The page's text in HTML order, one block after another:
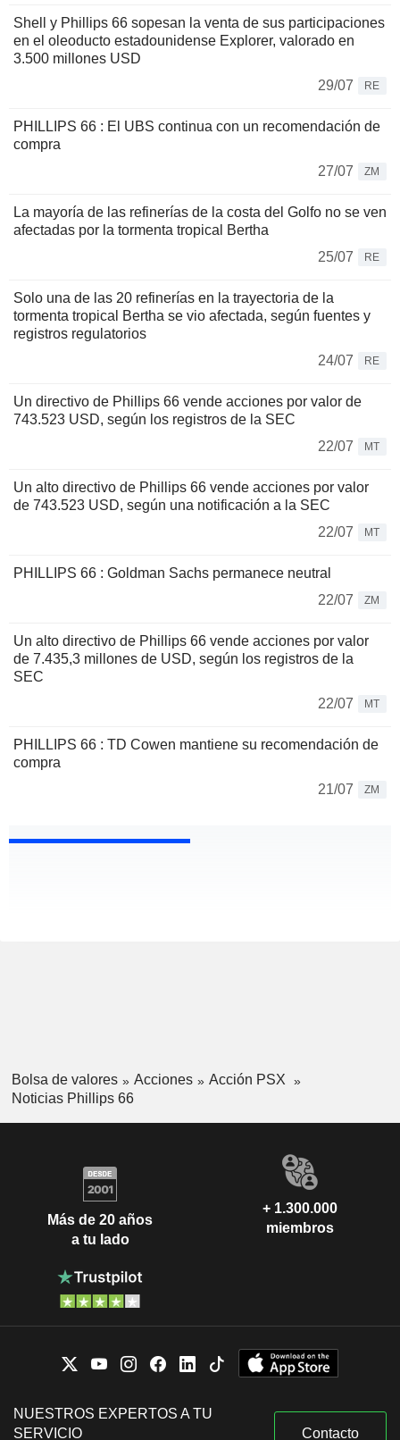
Shell y Phillips 66 sopesan la venta de sus participaciones
en el oleoducto estadounidense Explorer, valorado en
3.500 millones USD
29/07
RE
PHILLIPS 66 : El UBS continua con un recomendación de
compra
27/07
ZM
La mayoría de las refinerías de la costa del Golfo no se ven
afectadas por la tormenta tropical Bertha
25/07
RE
Solo una de las 20 refinerías en la trayectoria de la
tormenta tropical Bertha se vio afectada, según fuentes y
registros regulatorios
24/07
RE
Un directivo de Phillips 66 vende acciones por valor de
743.523 USD, según los registros de la SEC
22/07
MT
Un alto directivo de Phillips 66 vende acciones por valor
de 743.523 USD, según una notificación a la SEC
22/07
MT
PHILLIPS 66 : Goldman Sachs permanece neutral
22/07
ZM
Un alto directivo de Phillips 66 vende acciones por valor
de 7.435,3 millones de USD, según los registros de la
SEC
22/07
MT
PHILLIPS 66 : TD Cowen mantiene su recomendación de
compra
21/07
ZM
Bolsa de valores Acciones
Acción PSX
Noticias Phillips 66
Más de 20 años
a tu lado
+ 1.300.000
miembros
NUESTROS EXPERTOS A TU
SERVICIO
Contacto